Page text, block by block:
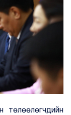
төлөөлөгчдийн